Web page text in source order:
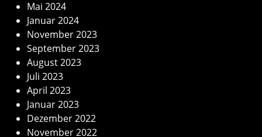
Mai 2024
Januar 2024
November 2023
September 2023
August 2023
Juli 2023
April 2023
Januar 2023
Dezember 2022
November 2022